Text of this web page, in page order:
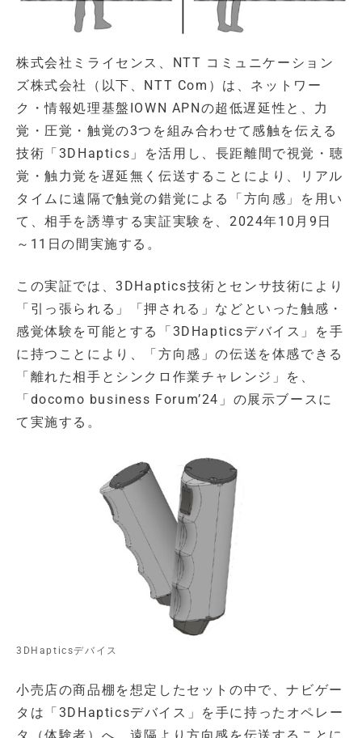
株式会社ミライセンス、NTT コミュニケーション
ズ株式会社（以下、NTT Com）は、ネットワー
ク・情報処理基盤IOWN APNの超低遅延性と、力
覚・圧覚・触覚の3つを組み合わせて感触を伝える
技術「3DHaptics」を活用し、長距離間で視覚・聴
覚・触力覚を遅延無く伝送することにより、リアル
タイムに遠隔で触覚の錯覚による「方向感」を用い
て、相手を誘導する実証実験を、2024年10月9日
～11日の間実施する。
この実証では、3DHaptics技術とセンサ技術により
「引っ張られる」「押される」などといった触感・
感覚体験を可能とする「3DHapticsデバイス」を手
に持つことにより、「方向感」の伝送を体感できる
「離れた相手とシンクロ作業チャレンジ」を、
「docomo business Forum’24」の展示ブースに
て実施する。
3DHapticsデバイス
小売店の商品棚を想定したセットの中で、ナビゲー
タは「3DHapticsデバイス」を手に持ったオペレー
タ（体験者）へ、遠隔より方向感を伝送することに